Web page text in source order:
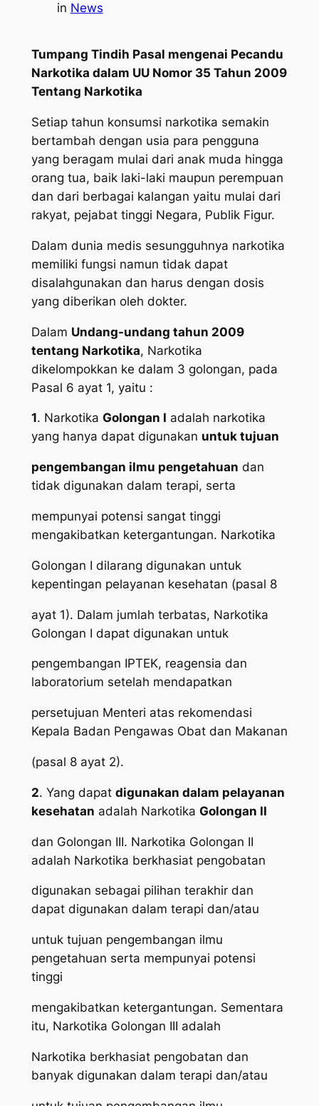
in News
Tumpang Tindih Pasal mengenai Pecandu
Narkotika dalam UU Nomor 35 Tahun 2009
Tentang Narkotika
Setiap tahun konsumsi narkotika semakin
bertambah dengan usia para pengguna
yang beragam mulai dari anak muda hingga
orang tua, baik laki-laki maupun perempuan
dan dari berbagai kalangan yaitu mulai dari
rakyat, pejabat tinggi Negara, Publik Figur.
Dalam dunia medis sesungguhnya narkotika
memiliki fungsi namun tidak dapat
disalahgunakan dan harus dengan dosis
yang diberikan oleh dokter.
Dalam Undang-undang tahun 2009
tentang Narkotika, Narkotika
dikelompokkan ke dalam 3 golongan, pada
Pasal 6 ayat 1, yaitu :
1. Narkotika Golongan I adalah narkotika
yang hanya dapat digunakan untuk tujuan
pengembangan ilmu pengetahuan dan
tidak digunakan dalam terapi, serta
mempunyai potensi sangat tinggi
mengakibatkan ketergantungan. Narkotika
Golongan I dilarang digunakan untuk
kepentingan pelayanan kesehatan (pasal 8
ayat 1). Dalam jumlah terbatas, Narkotika
Golongan I dapat digunakan untuk
pengembangan IPTEK, reagensia dan
laboratorium setelah mendapatkan
persetujuan Menteri atas rekomendasi
Kepala Badan Pengawas Obat dan Makanan
(pasal 8 ayat 2).
2. Yang dapat digunakan dalam pelayanan
kesehatan adalah Narkotika Golongan II
dan Golongan III. Narkotika Golongan II
adalah Narkotika berkhasiat pengobatan
digunakan sebagai pilihan terakhir dan
dapat digunakan dalam terapi dan/atau
untuk tujuan pengembangan ilmu
pengetahuan serta mempunyai potensi
tinggi
mengakibatkan ketergantungan. Sementara
itu, Narkotika Golongan III adalah
Narkotika berkhasiat pengobatan dan
banyak digunakan dalam terapi dan/atau